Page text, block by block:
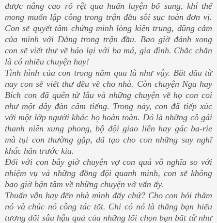
được nâng cao rõ rệt qua huấn luyện bổ sung, khí thế
mong muốn lập công trong trận đầu sôi sục toàn đơn vị.
Con sẽ quyết tâm chứng minh lòng kiên trung, dũng cảm
của mình với Đảng trong trận đầu. Bao giờ đánh xong
con sẽ viết thư về báo lại với ba má, gia đình. Chắc chắn
là có nhiều chuyện hay!
Tình hình của con trong năm qua là như vậy. Bắt đầu từ
nay con sẽ viết thư đều về cho nhà. Còn chuyện Nga hay
Bích con đã quên từ lâu và những chuyện về họ con coi
như một dây đàn câm tiếng. Trong này, con đã tiếp xúc
với một lớp người khác họ hoàn toàn. Đó là những cô gái
thanh niên xung phong, bộ đội giao liên hay gác ba-rie
mà tụi con thường gặp, đã tạo cho con những suy nghĩ
khác hẳn trước kia.
Đối với con bây giờ chuyện vợ con quá vô nghĩa so với
nhiệm vụ và những đồng đội quanh mình, con sẽ không
bao giờ bận tâm về những chuyện vớ vẩn ấy.
Thuấn vẫn hay đến nhà mình đấy chứ? Cho con hỏi thăm
nó và chúc nó công tác tốt. Chỉ có nó là thằng bạn hiểu
tương đối sâu hậu quả của những lối chọn bạn bất tử như